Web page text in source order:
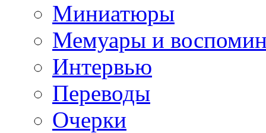
Миниатюры
Мемуары и
Интервью
Переводы
Очерки